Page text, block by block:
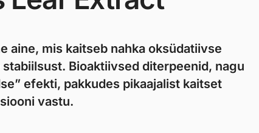
aine, mis kaitseb nahka oksüdatiivse
Bioaktiivsed diterpeenid, nagu
efekti, pakkudes pikaajalist kaitset
vastu.